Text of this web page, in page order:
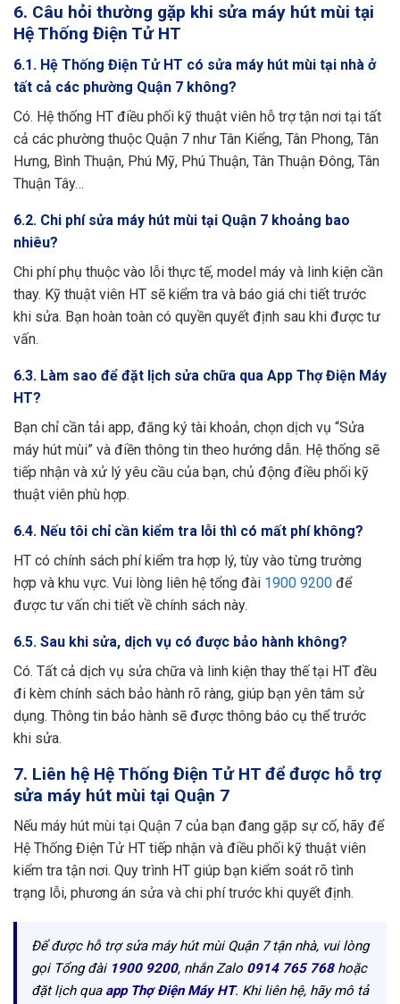
6. Câu hỏi thường gặp khi sửa máy hút mùi tại
Hệ Thống Điện Tử HT
6.1. Hệ Thống Điện Tử HT có sửa máy hút mùi tại nhà ở
tất cả các phường Quận 7 không?
Có. Hệ thống HT điều phối kỹ thuật viên hỗ trợ tận nơi tại tất
cả các phường thuộc Quận 7 như Tân Kiểng, Tân Phong, Tân
Hưng, Bình Thuận, Phú Mỹ, Phú Thuận, Tân Thuận Đông, Tân
Thuận Tây…
6.2. Chi phí sửa máy hút mùi tại Quận 7 khoảng bao
nhiêu?
Chi phí phụ thuộc vào lỗi thực tế, model máy và linh kiện cần
thay. Kỹ thuật viên HT sẽ kiểm tra và báo giá chi tiết trước
khi sửa. Bạn hoàn toàn có quyền quyết định sau khi được tư
vấn.
6.3. Làm sao để đặt lịch sửa chữa qua App Thợ Điện Máy
HT?
Bạn chỉ cần tải app, đăng ký tài khoản, chọn dịch vụ “Sửa
máy hút mùi” và điền thông tin theo hướng dẫn. Hệ thống sẽ
tiếp nhận và xử lý yêu cầu của bạn, chủ động điều phối kỹ
thuật viên phù hợp.
6.4. Nếu tôi chỉ cần kiểm tra lỗi thì có mất phí không?
HT có chính sách phí kiểm tra hợp lý, tùy vào từng trường
hợp và khu vực. Vui lòng liên hệ tổng đài 1900 9200 để
được tư vấn chi tiết về chính sách này.
6.5. Sau khi sửa, dịch vụ có được bảo hành không?
Có. Tất cả dịch vụ sửa chữa và linh kiện thay thế tại HT đều
đi kèm chính sách bảo hành rõ ràng, giúp bạn yên tâm sử
dụng. Thông tin bảo hành sẽ được thông báo cụ thể trước
khi sửa.
7. Liên hệ Hệ Thống Điện Tử HT để được hỗ trợ
sửa máy hút mùi tại Quận 7
Nếu máy hút mùi tại Quận 7 của bạn đang gặp sự cố, hãy để
Hệ Thống Điện Tử HT tiếp nhận và điều phối kỹ thuật viên
kiểm tra tận nơi. Quy trình HT giúp bạn kiểm soát rõ tình
trạng lỗi, phương án sửa và chi phí trước khi quyết định.
Để được hỗ trợ sửa máy hút mùi Quận 7 tận nhà, vui lòng
gọi Tổng đài 1900 9200, nhắn Zalo 0914 765 768hoặc
đặt lịch qua app Thợ Điện Máy HT. Khi liên hệ, hãy mô tả